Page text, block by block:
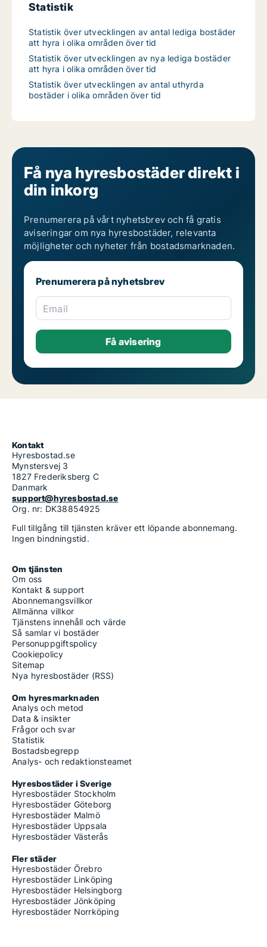
Statistik
Statistik över utvecklingen av antal lediga bostäder
att hyra i olika områden över tid
Statistik över utvecklingen av nya lediga bostäder
att hyra i olika områden över tid
Statistik över utvecklingen av antal uthyrda
bostäder i olika områden över tid
Få nya hyresbostäder direkt i
din inkorg
Prenumerera på vårt nyhetsbrev och få gratis
aviseringar om nya hyresbostäder, relevanta
möjligheter och nyheter från bostadsmarknaden.
Prenumerera på nyhetsbrev
Email
Kontakt
Hyresbostad.se
Mynstersvej 3
1827 Frederiksberg C
Danmark
support@hyresbostad.se
Org. nr: DK38854925
Full tillgång till tjänsten kräver ett löpande abonnemang.
Ingen bindningstid.
Om tjänsten
Om oss
Kontakt & support
Abonnemangsvillkor
Allmänna villkor
Tjänstens innehåll och värde
Så samlar vi bostäder
Personuppgiftspolicy
Cookiepolicy
Sitemap
Nya hyresbostäder (RSS)
Om hyresmarknaden
Analys och metod
Data & insikter
Frågor och svar
Statistik
Bostadsbegrepp
Analys- och redaktionsteamet
Hyresbostäder i Sverige
Hyresbostäder Stockholm
Hyresbostäder Göteborg
Hyresbostäder Malmö
Hyresbostäder Uppsala
Hyresbostäder Västerås
Fler städer
Hyresbostäder Örebro
Hyresbostäder Linköping
Hyresbostäder Helsingborg
Hyresbostäder Jönköping
Hyresbostäder Norrköping